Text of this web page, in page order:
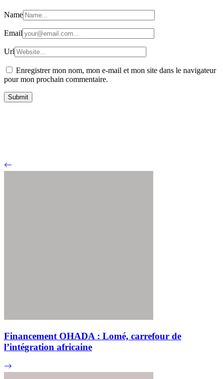
Name
Email
Url
Enregistrer mon nom, mon e-mail et mon site dans le navigateur
pour mon prochain commentaire.
Financement OHADA : Lomé, carrefour de
l’intégration africaine